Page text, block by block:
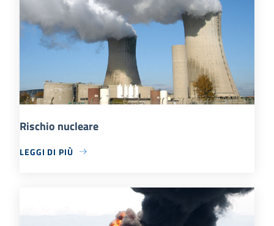
Rischio nucleare
LEGGI DI PIÙ